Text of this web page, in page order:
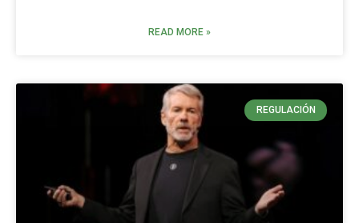
READ MORE »
REGULACIÓN